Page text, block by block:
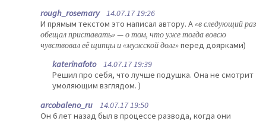
rough_rosemary14.07.17 19:26
И прямым текстом это написал автору. А«в следующий раз
обещал приставать» — о том, что уже тогда вовсю
чувствовал её щипцы и «мужской долг»перед доярками)
katerinafoto14.07.17 19:39
Решил про себя, что лучше подушка. Она не смотрит
умоляющим взглядом. )
arcobaleno_ru 14.07.17 19:50
Он 6 лет назад был в процессе развода, когда они